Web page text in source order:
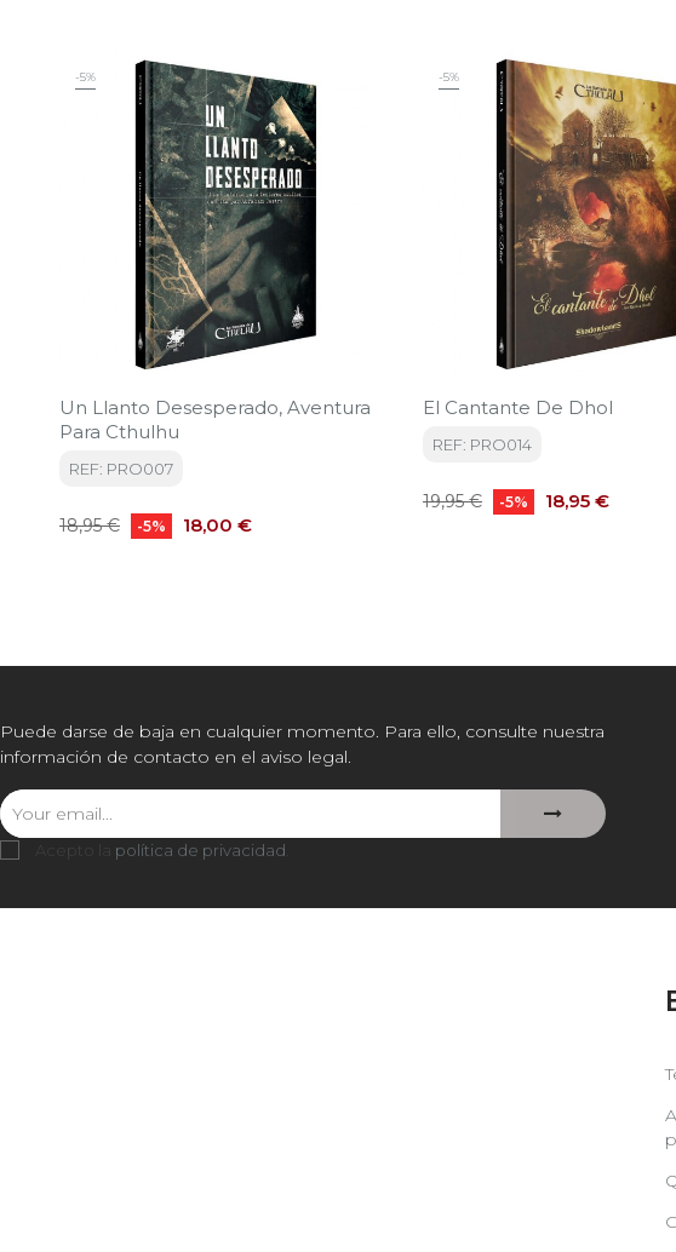
-5%
Un Llanto Desesperado, Aventura
Para Cthulhu
REF: PRO007
Precio
18,95 € -5% Precio
18,00 €
-5%
El Cantante De Dhol
REF: PRO014
Precio
19,95 € -5% Precio
18,95 €
Puede darse de baja en cualquier momento. Para ello, consulte nuestra
información de contacto en el aviso legal.
Acepto la política de privacidad